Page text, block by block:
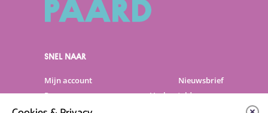
SNEL NAAR
Mijn account
Nieuwsbrief
Programma
Veelgestelde vragen
Partners & Sponsoren